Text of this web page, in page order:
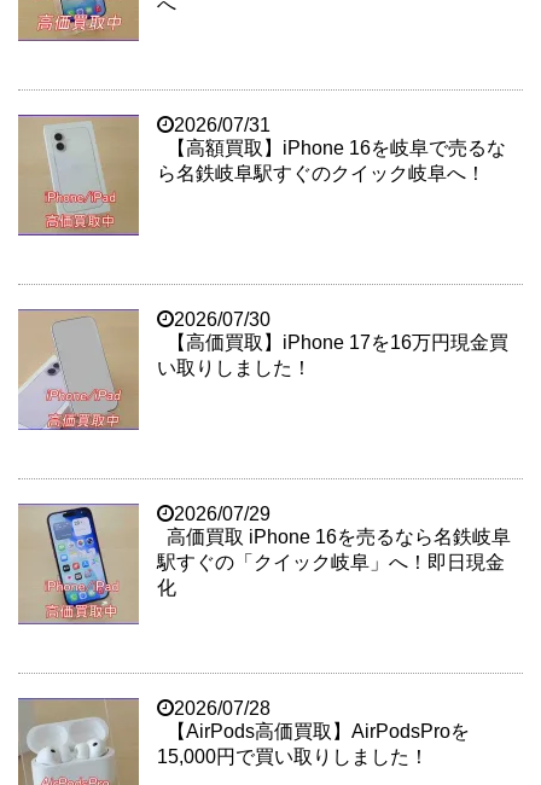
へ
2026/07/31
【高額買取】iPhone 16を岐阜で売るな
ら名鉄岐阜駅すぐのクイック岐阜へ！
2026/07/30
【高価買取】iPhone 17を16万円現金買
い取りしました！
2026/07/29
高価買取 iPhone 16を売るなら名鉄岐阜
駅すぐの「クイック岐阜」へ！即日現金
化
2026/07/28
【AirPods高価買取】AirPodsProを
15,000円で買い取りしました！